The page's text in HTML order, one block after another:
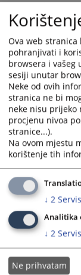
prema odabiru Ureda
Ured zastupnika i oni
ljudska prava.
Prikazana vijest
Napomena: U
integralnom
Prateći
Pregled
godine
Pregled
godine
Pregled
godine
Ova web
pohranjivati i
browsera i vašeg
sesiji unutar
Neke od ovih
stranica ne bi
neke nisu prijeko
procjenu nivoa
stranice...).
Na ovom mjestu
korištenje tih
↓ 2
Analitika
↓ 2
Ne prihvatam